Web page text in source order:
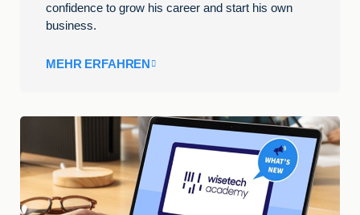
confidence to grow his career and start his own
business.
MEHR ERFAHREN